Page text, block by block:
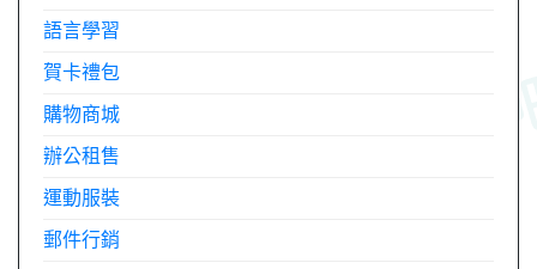
語言學習
賀卡禮包
購物商城
辦公租售
運動服裝
郵件行銷